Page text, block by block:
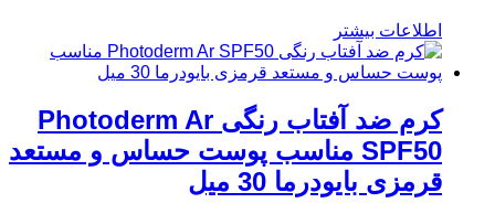
اطلاعات بیشتر
کرم ضد آفتاب رنگی Photoderm Ar
SPF50 مناسب پوست حساس و مستعد
قرمزی بایودرما 30 میل